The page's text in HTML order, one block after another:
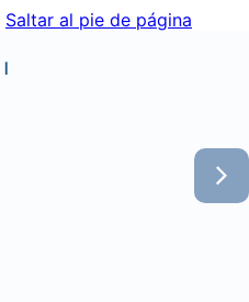
Saltar al pie de página